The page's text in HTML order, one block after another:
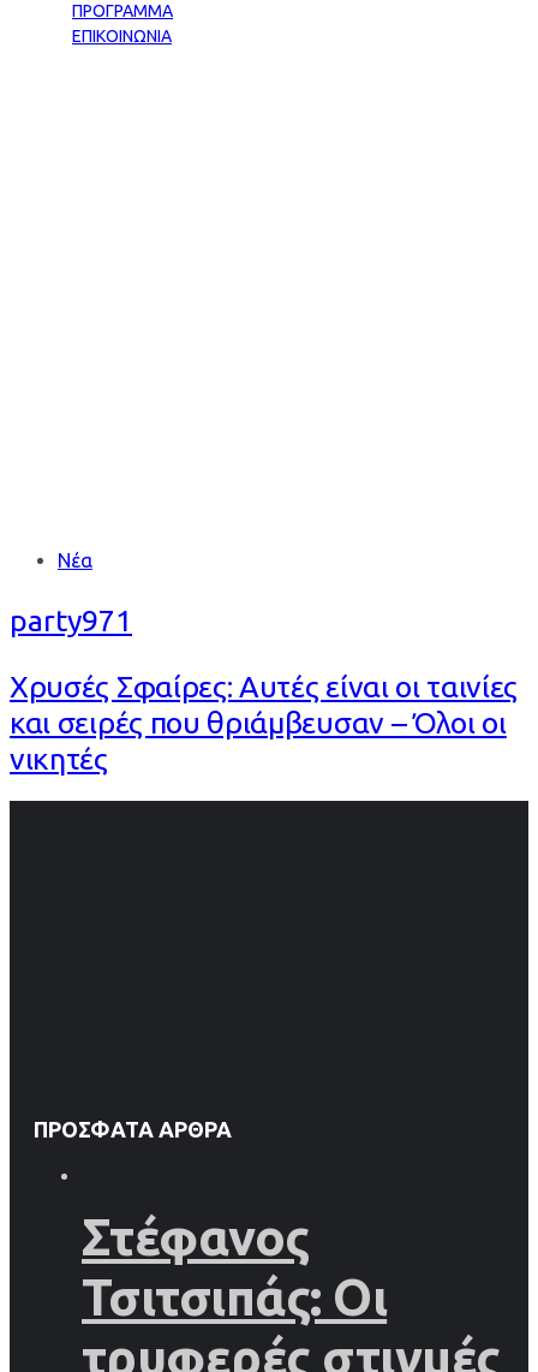
ΠΡΟΓΡΑΜΜΑ
ΕΠΙΚΟΙΝΩΝΙΑ
Tags Νέα
party971
Χρυσές Σφαίρες: Αυτές είναι οι ταινίες
και σειρές που θριάμβευσαν – Όλοι οι
νικητές
ΠΡΌΣΦΑΤΑ ΆΡΘΡΑ
Στέφανος
Τσιτσιπάς: Οι
τρυφερές στιγμές